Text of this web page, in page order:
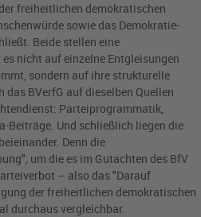
freiheitlichen demokratischen
sowie das Demokratie-
Beide stellen eine
nicht auf einzelne Entgleisungen
sondern auf ihre strukturelle
BVerfG auf dieselben Quellen
Parteiprogrammatik,
Beiträge. Und schließlich liegen die
Denn die
um die es im Gutachten des BfV
– also das "Darauf
der freiheitlichen demokratischen
durchaus vergleichbar.